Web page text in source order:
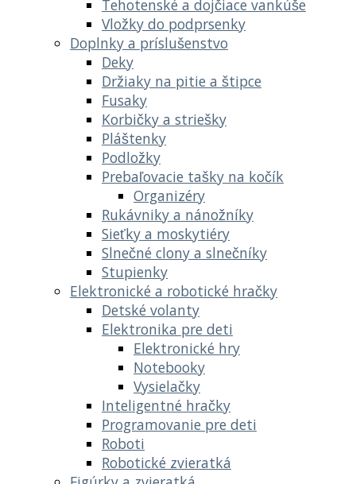
Tehotenské a dojčiace vankúše
Vložky do podprsenky
Doplnky a príslušenstvo
Deky
Držiaky na pitie a štipce
Fusaky
Korbičky a striešky
Pláštenky
Podložky
Prebaľovacie tašky na kočík
Organizéry
Rukávniky a nánožníky
Sieťky a moskytiéry
Slnečné clony a slnečníky
Stupienky
Elektronické a robotické hračky
Detské volanty
Elektronika pre deti
Elektronické hry
Notebooky
Vysielačky
Inteligentné hračky
Programovanie pre deti
Roboti
Robotické zvieratká